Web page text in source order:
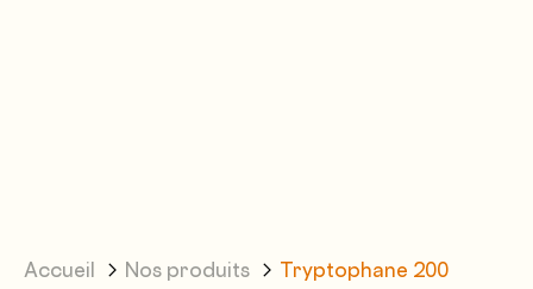
Accueil Nos produits Tryptophane 200